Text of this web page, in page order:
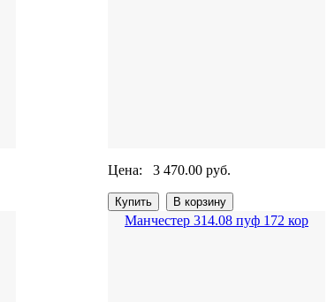
Цена: 3 470.00 руб.
Манчестер 314.08 пуф 172 кор